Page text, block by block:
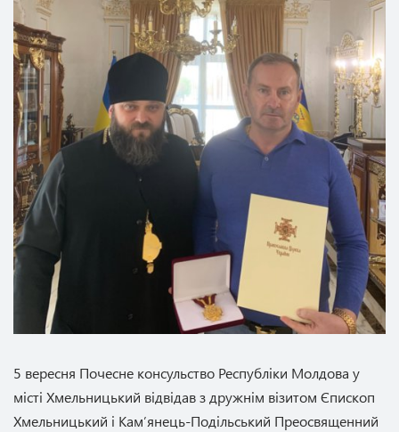
5 вересня Почесне консульство Республіки Молдова у
місті Хмельницький відвідав з дружнім візитом Єпископ
Хмельницький і Кам’янець-Подільський Преосвященний